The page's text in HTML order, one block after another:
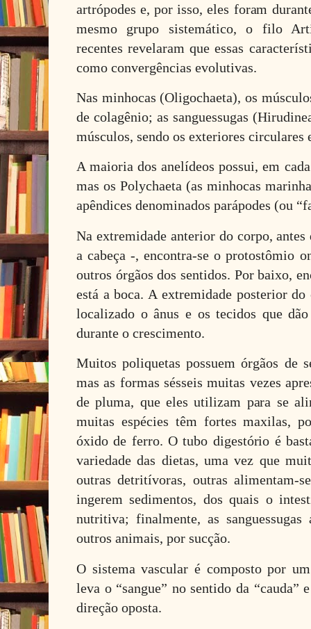
artrópodes e, por isso, eles foram
mesmo grupo sistemático, o filo
recentes revelaram que essas
como convergências evolutivas.
Nas minhocas (Oligochaeta), os
de colagênio; as sanguessugas
músculos, sendo os exteriores
A maioria dos anelídeos possui, em
mas os Polychaeta (as minhocas
apêndices denominados parápodes (ou
Na extremidade anterior do corpo, antes
a cabeça -, encontra-se o protostômio
outros órgãos dos sentidos. Por baixo,
está a boca. A extremidade posterior
localizado o ânus e os tecidos que
durante o crescimento.
Muitos poliquetas possuem órgãos de
mas as formas sésseis muitas vezes
de pluma, que eles utilizam para se
muitas espécies têm fortes maxilas,
óxido de ferro. O tubo digestório é
variedade das dietas, uma vez que
outras detritívoras, outras alimentam-
ingerem sedimentos, dos quais o
nutritiva; finalmente, as sanguessugas
outros animais, por sucção.
O sistema vascular é composto por
leva o “sangue” no sentido da “cauda”
direção oposta.